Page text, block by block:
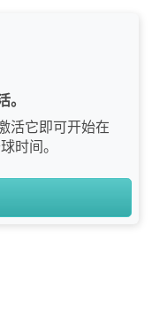
活它即可开始在
时间。